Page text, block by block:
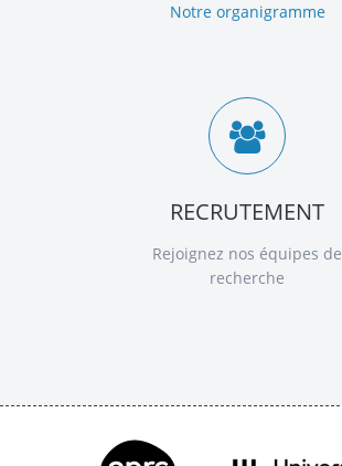
Notre organigramme
RECRUTEMENT
Rejoignez nos équipes de
recherche